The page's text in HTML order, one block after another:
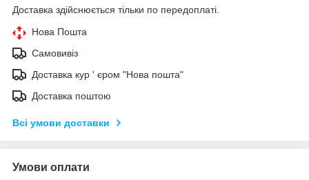
Доставка здійснюється тільки по передоплаті.
Нова Пошта
Самовивіз
Доставка кур ' єром "Нова пошта"
Доставка поштою
Всі умови доставки
Умови оплати